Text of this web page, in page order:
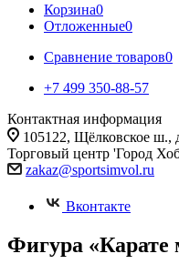
Корзина0
Отложенные0
Сравнение товаров0
+7 499 350-88-57
Контактная информация
105122, Щёлковское ш.,
Торговый центр 'Город
zakaz@sportsimvol.ru
Вконтакте
Фигура «Карате